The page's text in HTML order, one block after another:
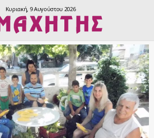
Κυριακή, 9 Αυγούστου 2026